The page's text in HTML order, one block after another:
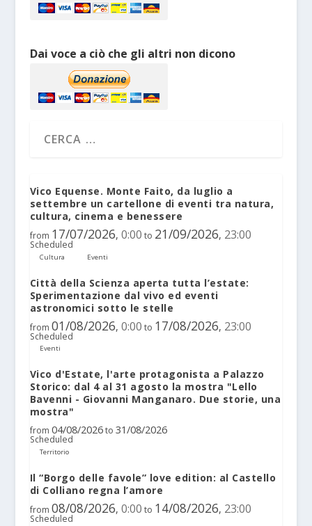
Dai voce a ciò che gli altri non dicono
Vico Equense. Monte Faito, da luglio a
settembre un cartellone di eventi tra natura,
cultura, cinema e benessere
from 17/07/2026, 0:00 to 21/09/2026, 23:00
Scheduled
Cultura Eventi
Città della Scienza aperta tutta l’estate:
Sperimentazione dal vivo ed eventi
astronomici sotto le stelle
from 01/08/2026, 0:00 to 17/08/2026, 23:00
Scheduled
Eventi
Vico d'Estate, l'arte protagonista a Palazzo
Storico: dal 4 al 31 agosto la mostra "Lello
Bavenni - Giovanni Manganaro. Due storie, una
mostra"
from 04/08/2026 to 31/08/2026
Scheduled
Territorio
Il “Borgo delle favole” love edition: al Castello
di Colliano regna l’amore
from 08/08/2026, 0:00 to 14/08/2026, 23:00
Scheduled